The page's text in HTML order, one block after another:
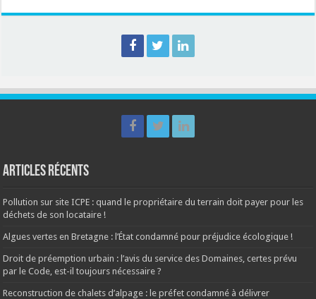
Articles récents
Pollution sur site ICPE : quand le propriétaire du terrain doit payer pour les
déchets de son locataire !
Algues vertes en Bretagne : l’État condamné pour préjudice écologique !
Droit de préemption urbain : l’avis du service des Domaines, certes prévu
par le Code, est-il toujours nécessaire ?
Reconstruction de chalets d’alpage : le préfet condamné à délivrer